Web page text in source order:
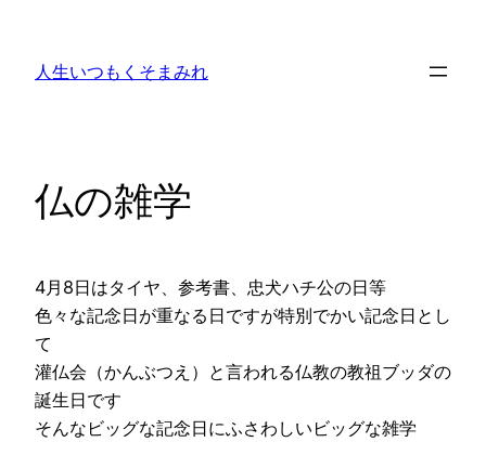
人生いつもくそまみれ
仏の雑学
4月8日はタイヤ、参考書、忠犬ハチ公の日等
色々な記念日が重なる日ですが特別でかい記念日とし
て
灌仏会（かんぶつえ）と言われる仏教の教祖ブッダの
誕生日です
そんなビッグな記念日にふさわしいビッグな雑学